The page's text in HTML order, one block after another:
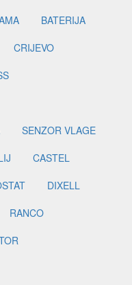
BATERIJA
CRIJEVO
SENZOR VLAGE
CASTEL
DIXELL
RANCO